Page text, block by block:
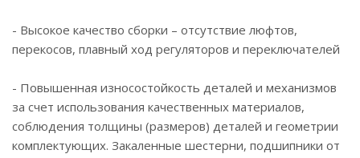
- Высокое качество сборки – отсутствие люфтов,
перекосов, плавный ход регуляторов и переключателей
- Повышенная износостойкость деталей и механизмов
за счет использования качественных материалов,
соблюдения толщины (размеров) деталей и геометрии
комплектующих. Закаленные шестерни, подшипники от